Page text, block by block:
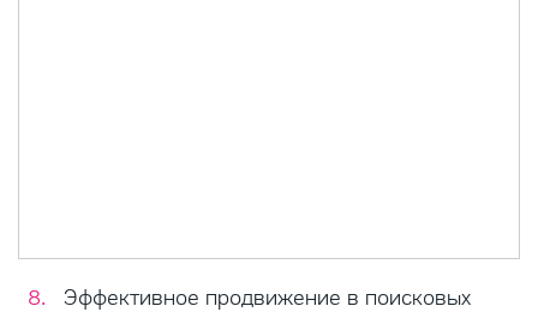
Эффективное продвижение в поисковых